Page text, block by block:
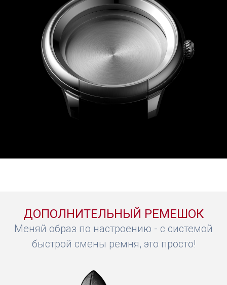
ДОПОЛНИТЕЛЬНЫЙ РЕМЕШОК
Меняй образ по настроению - с системой
быстрой смены ремня, это просто!